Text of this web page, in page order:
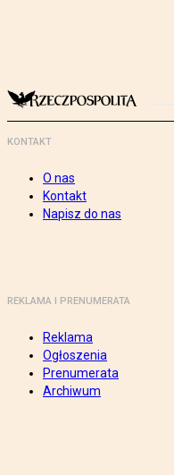
KONTAKT
O nas
Kontakt
Napisz do nas
REKLAMA I PRENUMERATA
Reklama
Ogłoszenia
Prenumerata
Archiwum